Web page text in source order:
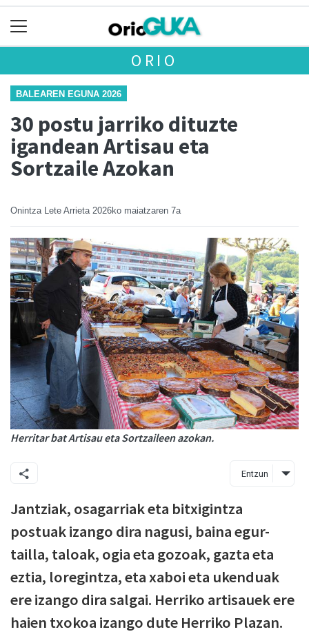
ORIO
BALEAREN EGUNA 2026
30 postu jarriko dituzte
igandean Artisau eta
Sortzaile Azokan
Onintza Lete Arrieta 2026ko maiatzaren 7a
Herritar bat Artisau eta Sortzaileen azokan.
Entzun
Jantziak, osagarriak eta bitxigintza
postuak izango dira nagusi, baina egur-
tailla, taloak, ogia eta gozoak, gazta eta
eztia, loregintza, eta xaboi eta ukenduak
ere izango dira salgai. Herriko artisauek ere
haien txokoa izango dute Herriko Plazan.